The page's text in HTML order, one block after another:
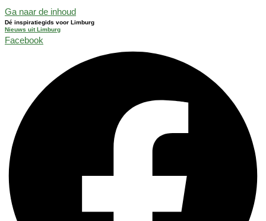
Ga naar de inhoud
Dé inspiratiegids voor Limburg
Nieuws uit Limburg
Facebook